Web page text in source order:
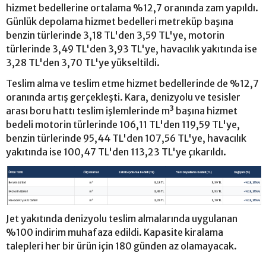
hizmet bedellerine ortalama %12,7 oranında zam yapıldı.
Günlük depolama hizmet bedelleri metreküp başına
benzin türlerinde 3,18 TL'den 3,59 TL'ye, motorin
türlerinde 3,49 TL'den 3,93 TL'ye, havacılık yakıtında ise
3,28 TL'den 3,70 TL'ye yükseltildi.
Teslim alma ve teslim etme hizmet bedellerinde de %12,7
oranında artış gerçekleşti. Kara, denizyolu ve tesisler
arası boru hattı teslim işlemlerinde m³ başına hizmet
bedeli motorin türlerinde 106,11 TL'den 119,59 TL'ye,
benzin türlerinde 95,44 TL'den 107,56 TL'ye, havacılık
yakıtında ise 100,47 TL'den 113,23 TL'ye çıkarıldı.
Jet yakıtında denizyolu teslim almalarında uygulanan
%100 indirim muhafaza edildi. Kapasite kiralama
talepleri her bir ürün için 180 günden az olamayacak.